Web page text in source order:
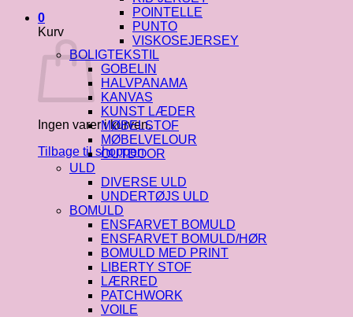
0
Kurv
Ingen varer i kurven.
Tilbage til shoppen
POINTELLE
PUNTO
VISKOSEJERSEY
BOLIGTEKSTIL
GOBELIN
HALVPANAMA
KANVAS
KUNST LÆDER
MØBELSTOF
MØBELVELOUR
OUTDOOR
ULD
DIVERSE ULD
UNDERTØJS ULD
BOMULD
ENSFARVET BOMULD
ENSFARVET BOMULD/HØR
BOMULD MED PRINT
LIBERTY STOF
LÆRRED
PATCHWORK
VOILE